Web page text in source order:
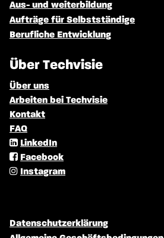
Aus- und weiterbildung
Aufträge für Selbstständige
Berufliche Entwicklung
Über Techvisie
Über uns
Arbeiten bei Techvisie
Kontakt
FAQ
LinkedIn
Facebook
Instagram
Datenschutzerklärung